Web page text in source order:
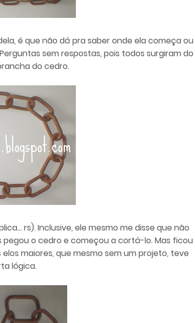
é que não dá pra saber onde ela começa ou
sem respostas, pois todos surgiram do
do cedro.
rs). Inclusive, ele mesmo me disse que não
o cedro e começou a cortá-lo. Mas ficou
maiores, que mesmo sem um projeto, teve
lógica.